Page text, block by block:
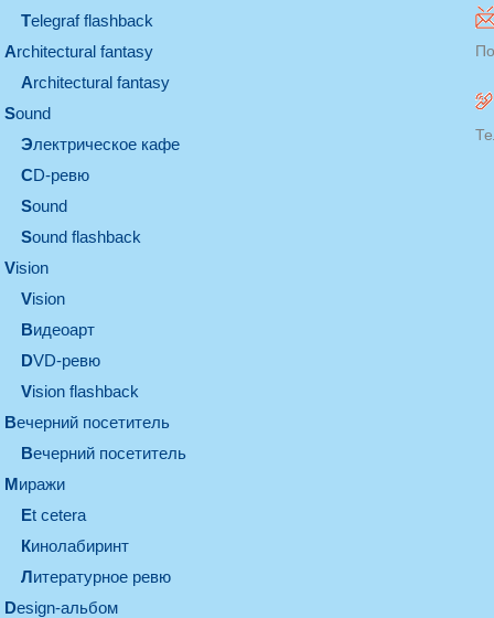
Telegraf flashback
architectural fantasy
architectural fantasy
sound
электрическое кафе
CD-ревю
sound
Sound flashback
vision
vision
видеоарт
DVD-ревю
Vision flashback
вечерний посетитель
вечерний посетитель
миражи
et cetera
кинолабиринт
литературное ревю
design-альбом